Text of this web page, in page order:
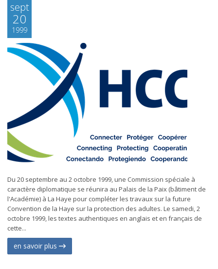
sept
20
1999
Du 20 septembre au 2 octobre 1999, une Commission spéciale à
caractère diplomatique se réunira au Palais de la Paix (bâtiment de
l'Académie) à La Haye pour compléter les travaux sur la future
Convention de la Haye sur la protection des adultes. Le samedi, 2
octobre 1999, les textes authentiques en anglais et en français de
cette...
en savoir plus